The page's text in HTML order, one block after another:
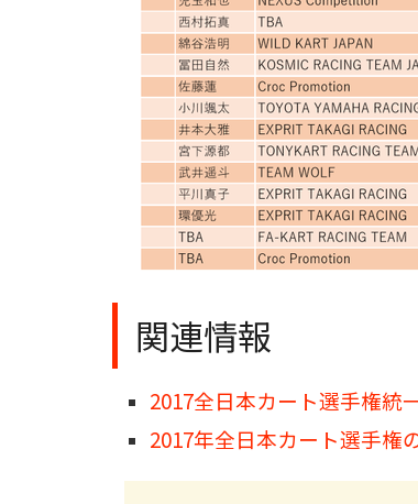
関連情報
2017全日本カート選手権統
2017年全日本カート選手権